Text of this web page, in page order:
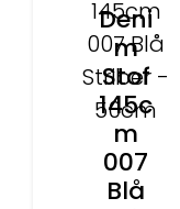
Deni
m
Stof
145c
m
007
Blå